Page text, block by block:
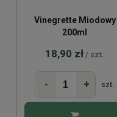
Vinegrette Miodowy
200ml
18,90 zł / szt.
- + szt.